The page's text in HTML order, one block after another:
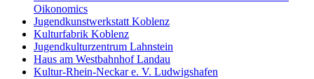
Oikonomics
Jugendkunstwerkstatt Koblenz
Kulturfabrik Koblenz
Jugendkulturzentrum Lahnstein
Haus am Westbahnhof Landau
Kultur-Rhein-Neckar e. V. Ludwigshafen